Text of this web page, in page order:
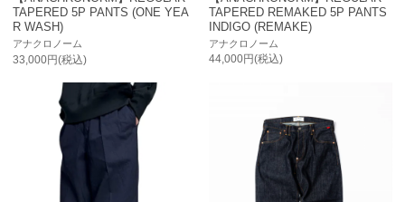
TAPERED 5P PANTS (ONE YEA
R WASH)
アナクロノーム
33,000円(税込)
TAPERED REMAKED 5P PANTS
INDIGO (REMAKE)
アナクロノーム
44,000円(税込)